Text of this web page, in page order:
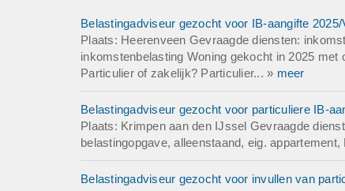
Belastingadviseur gezocht voor IB-aangifte
Plaats: Heerenveen Gevraagde diensten:
inkomstenbelasting Woning gekocht in 2025
Particulier of zakelijk? Particulier... » meer
Belastingadviseur gezocht voor particuliere IB-
Plaats: Krimpen aan den IJssel Gevraagde
belastingopgave, alleenstaand, eig.
Belastingadviseur gezocht voor invullen van